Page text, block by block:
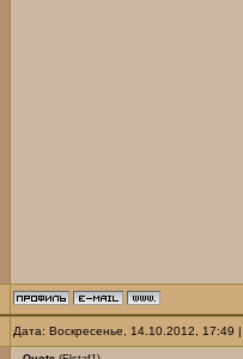
Дата: Воскресенье, 14.10.2012,